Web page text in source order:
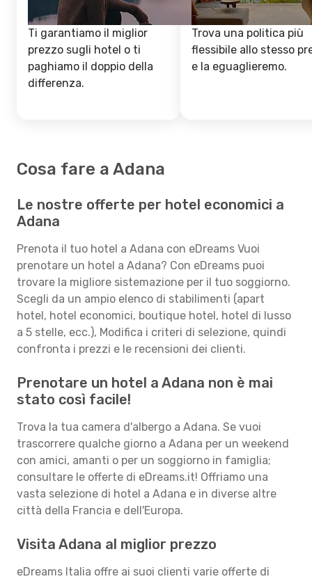
Ti garantiamo il miglior
prezzo sugli hotel o ti
paghiamo il doppio della
differenza.
Trova una politica più
flessibile allo stesso
e la eguaglieremo.
Cosa fare a Adana
Le nostre offerte per hotel economici a
Adana
Prenota il tuo hotel a Adana con eDreams Vuoi
prenotare un hotel a Adana? Con eDreams puoi
trovare la migliore sistemazione per il tuo soggiorno.
Scegli da un ampio elenco di stabilimenti (apart
hotel, hotel economici, boutique hotel, hotel di lusso
a 5 stelle, ecc.), Modifica i criteri di selezione, quindi
confronta i prezzi e le recensioni dei clienti.
Prenotare un hotel a Adana non è mai
stato così facile!
Trova la tua camera d'albergo a Adana. Se vuoi
trascorrere qualche giorno a Adana per un weekend
con amici, amanti o per un soggiorno in famiglia;
consultare le offerte di eDreams.it! Offriamo una
vasta selezione di hotel a Adana e in diverse altre
città della Francia e dell'Europa.
Visita Adana al miglior prezzo
eDreams Italia offre ai suoi clienti varie offerte di